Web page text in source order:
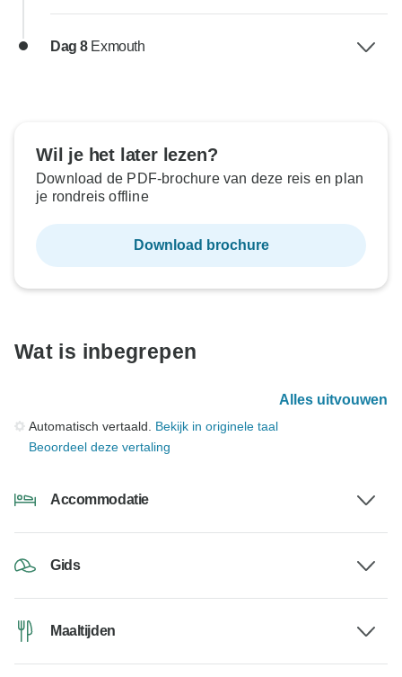
Dag 8 Exmouth
Wil je het later lezen?
Download de PDF-brochure van deze reis en plan
je rondreis offline
Download brochure
Wat is inbegrepen
Alles uitvouwen
Automatisch vertaald. Bekijk in originele taal
Beoordeel deze vertaling
Accommodatie
Gids
Maaltijden